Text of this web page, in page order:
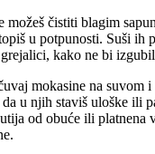
možeš čistiti blagim
u potpunosti. Suši ih
kako ne bi
mokasine na suvom
u njih staviš uloške ili
od obuće ili platnena